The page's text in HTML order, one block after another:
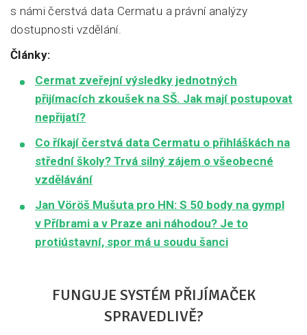
s námi čerstvá data Cermatu a právní analýzy
dostupnosti vzdělání.
Články:
Cermat zveřejní výsledky jednotných
přijímacích zkoušek na SŠ. Jak mají postupovat
nepřijatí?
Co říkají čerstvá data Cermatu o přihláškách na
střední školy? Trvá silný zájem o všeobecné
vzdělávání
Jan Vöröš Mušuta pro HN: S 50 body na gympl
v Příbrami a v Praze ani náhodou? Je to
protiústavní, spor má u soudu šanci
FUNGUJE SYSTÉM PŘIJÍMAČEK
SPRAVEDLIVĚ?